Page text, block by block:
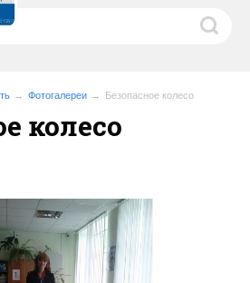
Фотогалереи Безопасное колесо
колесо